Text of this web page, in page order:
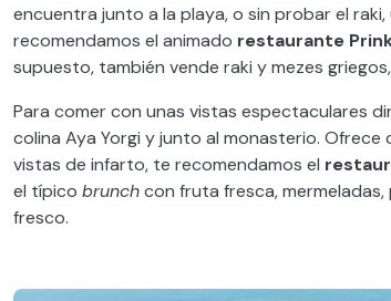
encuentra junto a la playa, o sin probar el
recomendamos el animado restaurante
supuesto, también vende raki y mezes
Para comer con unas vistas espectaculares
colina Aya Yorgi y junto al monasterio.
vistas de infarto, te recomendamos el
el típico brunchcon fruta fresca,
fresco.